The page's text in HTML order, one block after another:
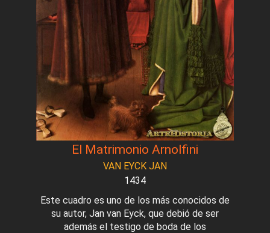
El Matrimonio Arnolfini
VAN EYCK JAN
1434
Este cuadro es uno de los más conocidos de
su autor, Jan van Eyck, que debió de ser
además el testigo de boda de los